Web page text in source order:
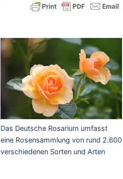
Das Deutsche Rosarium umfasst
eine Rosensammlung von rund 2.600
verschiedenen Sorten und Arten